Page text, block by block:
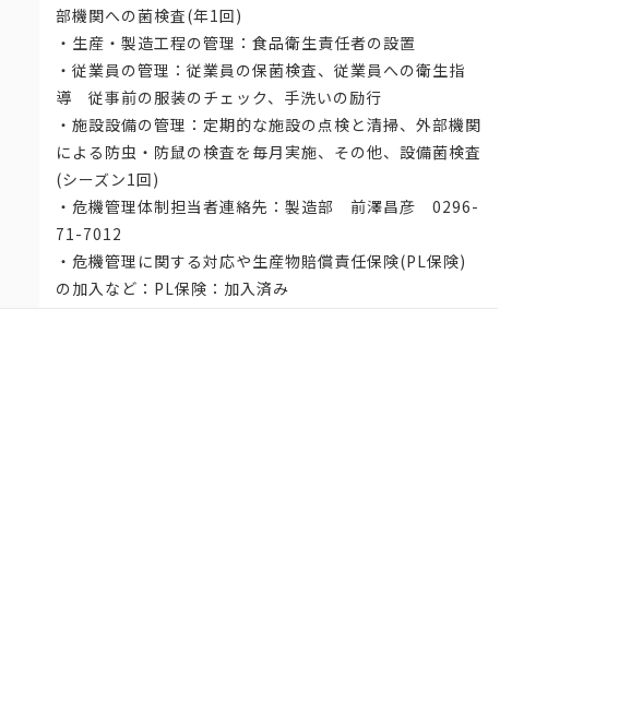
部機関への菌検査(年1回)
・生産・製造工程の管理：食品衛生責任者の設置
・従業員の管理：従業員の保菌検査、従業員への衛生指
導 従事前の服装のチェック、手洗いの励行
・施設設備の管理：定期的な施設の点検と清掃、外部機関
による防虫・防鼠の検査を毎月実施、その他、設備菌検査
(シーズン1回)
・危機管理体制担当者連絡先：製造部 前澤昌彦 0296-
71-7012
・危機管理に関する対応や生産物賠償責任保険(PL保険)
の加入など：PL保険：加入済み